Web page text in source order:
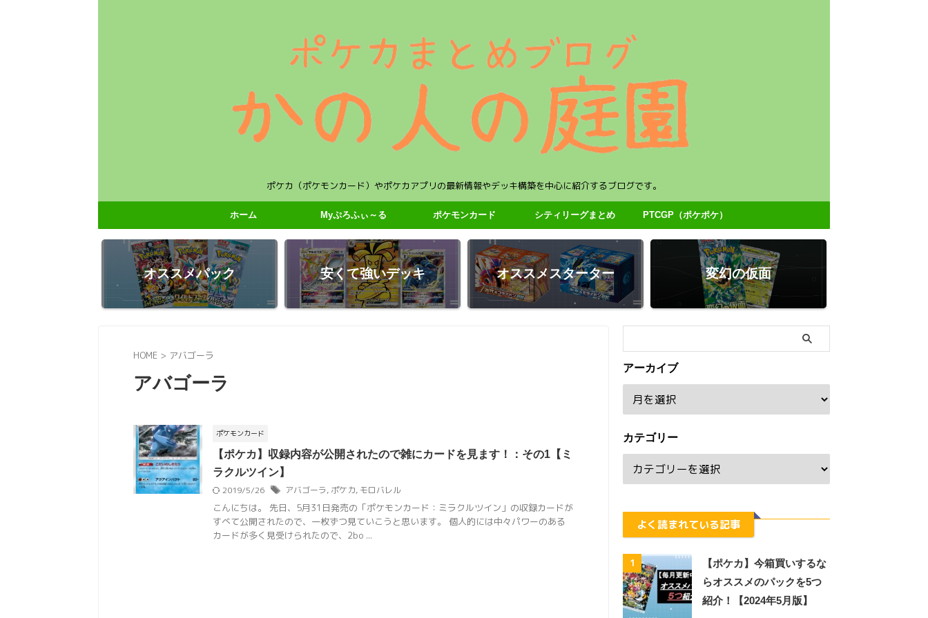
ポケカ（ポケモンカード）やポケカアプリの最新情報やデッキ構築を中心に紹介するブログです。
ホーム Myぷろふぃ～る ポケモンカード シティリーグまとめ PTCGP（ポケポケ）
オススメパック 安くて強いデッキ オススメスターター 変幻の仮面
HOME > アバゴーラ
アバゴーラ
ポケモンカード
【ポケカ】収録内容が公開されたので雑にカードを見ます！：その1【ミ
ラクルツイン】
2019/5/26
アバゴーラ, ポケカ, モロバレル
こんにちは。 先日、5月31日発売の「ポケモンカード：ミラクルツイン」の収録カードが
すべて公開されたので、一枚ずつ見ていこうと思います。 個人的には中々パワーのある
カードが多く見受けられたので、2bo ...
アーカイブ
カテゴリー
よく読まれている記事
1
【ポケカ】今箱買いするな
らオススメのパックを5つ
紹介！【2024年5月版】